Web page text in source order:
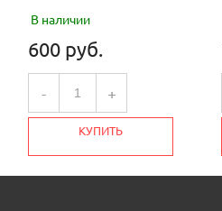
В наличии
600 руб.
- +
КУПИТЬ